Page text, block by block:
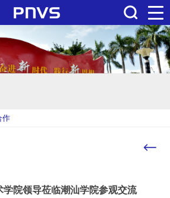
搜索
作
学院领导莅临潮汕学院参观交流